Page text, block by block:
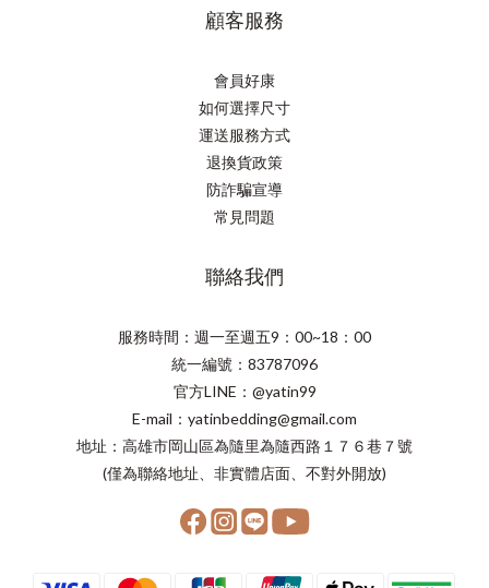
顧客服務
會員好康
如何選擇尺寸
運送服務方式
退換貨政策
防詐騙宣導
常見問題
聯絡我們
服務時間：週一至週五9：00~18：00
統一編號：83787096
官方LINE：@yatin99
E-mail：yatinbedding@gmail.com
地址：高雄市岡山區為隨里為隨西路１７６巷７號
(僅為聯絡地址、非實體店面、不對外開放)